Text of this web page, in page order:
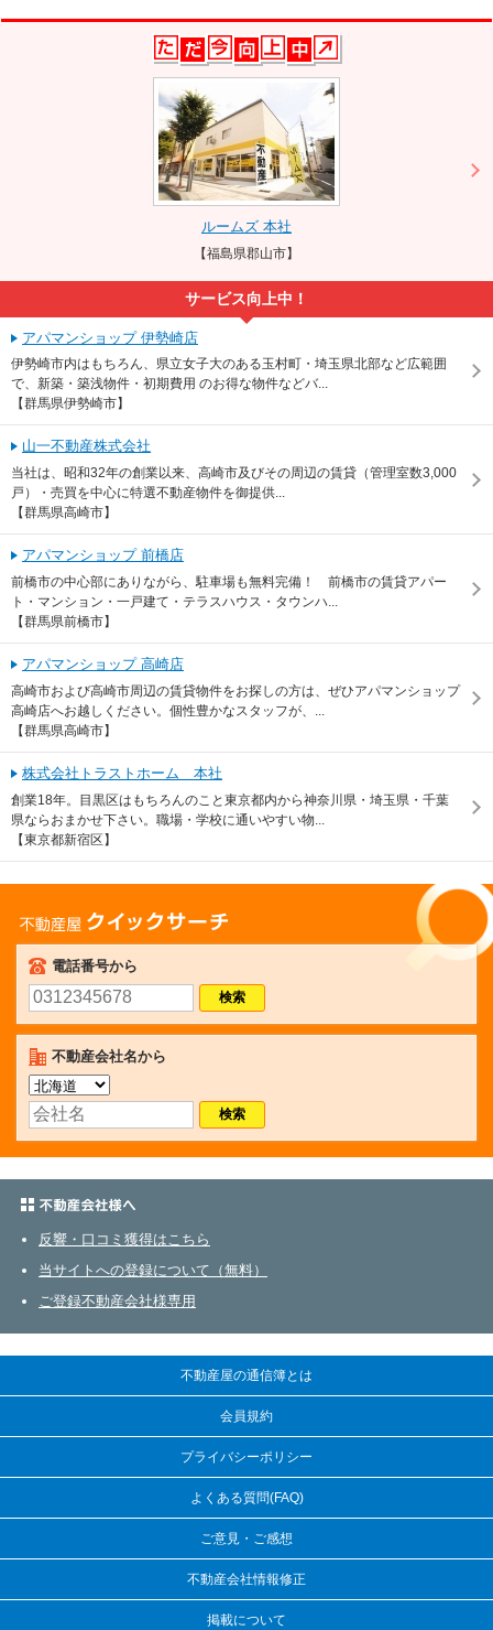
ルームズ 本社
【福島県郡山市】
サービス向上中！
アパマンショップ 伊勢崎店
伊勢崎市内はもちろん、県立女子大のある玉村町・埼玉県北部など広範囲
で、新築・築浅物件・初期費用 のお得な物件などバ...
【群馬県伊勢崎市】
山一不動産株式会社
当社は、昭和32年の創業以来、高崎市及びその周辺の賃貸（管理室数3,000
戸）・売買を中心に特選不動産物件を御提供...
【群馬県高崎市】
アパマンショップ 前橋店
前橋市の中心部にありながら、駐車場も無料完備！ 前橋市の賃貸アパー
ト・マンション・一戸建て・テラスハウス・タウンハ...
【群馬県前橋市】
アパマンショップ 高崎店
高崎市および高崎市周辺の賃貸物件をお探しの方は、ぜひアパマンショップ
高崎店へお越しください。個性豊かなスタッフが、...
【群馬県高崎市】
株式会社トラストホーム 本社
創業18年。目黒区はもちろんのこと東京都内から神奈川県・埼玉県・千葉
県ならおまかせ下さい。職場・学校に通いやすい物...
【東京都新宿区】
不動産屋クイックサーチ
電話番号から
不動産会社名から
反響・口コミ獲得はこちら
当サイトへの登録について（無料）
ご登録不動産会社様専用
不動産屋の通信簿とは
会員規約
プライバシーポリシー
よくある質問(FAQ)
ご意見・ご感想
不動産会社情報修正
掲載について